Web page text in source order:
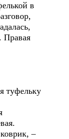
в
Правая
туфельку
–